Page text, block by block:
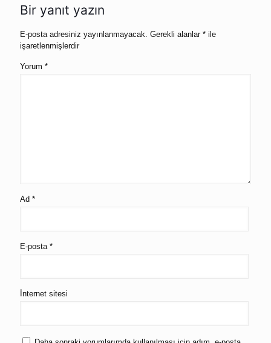
Bir yanıt yazın
E-posta adresiniz yayınlanmayacak. Gerekli alanlar * ile
işaretlenmişlerdir
Yorum *
Ad *
E-posta *
İnternet sitesi